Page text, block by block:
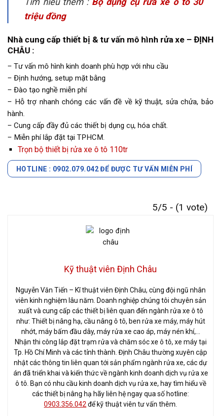
triệu đồng
Nhà cung cấp thiết bị & tư vấn mô hình rửa xe – ĐỊNH
CHÂU :
– Tư vấn mô hình kinh doanh phù hợp với nhu cầu
– Định hướng, setup mặt bằng
– Đào tạo nghề miễn phí
– Hỗ trợ nhanh chóng các vấn đề về kỹ thuật, sửa chửa, bảo
hành.
– Cung cấp đầy đủ các thiết bị dụng cụ, hóa chất.
– Miễn phí lắp đặt tại TPHCM.
Trọn bộ thiết bị rửa xe ô tô 110tr
HOTLINE : 0902.079.042 ĐỂ ĐƯỢC TƯ VẤN MIỄN PHÍ
5/5 - (1 vote)
Kỹ thuật viên Định Châu
Nguyễn Văn Tiến – Kĩ thuật viên Định Châu, cùng đội ngũ nhân
viên kinh nghiệm lâu năm. Doanh nghiệp chúng tôi chuyên sản
xuất và cung cấp các thiết bị liên quan đến ngành rửa xe ô tô
như: Thiết bị nâng hạ, cầu nâng ô tô, ben rửa xe máy, máy hút
nhớt, máy bấm đầu dây, máy rửa xe cao áp, máy nén khí,…
Nhận thi công lắp đặt trạm rửa và chăm sóc xe ô tô, xe máy tại
Tp. Hồ Chí Minh và các tỉnh thành. Định Châu thường xuyên cập
nhật các thông tin liên quan tới sản phẩm ngành rửa xe, các dự
án đã triển khai và kiến thức về ngành kinh doanh dịch vụ rửa xe
ô tô. Bạn có nhu cầu kinh doanh dịch vụ rửa xe, hay tìm hiểu về
các thiết bị nâng hạ hãy liên hệ ngay qua số hotline:
0903.356.042 để kỹ thuật viên tư vấn thêm.